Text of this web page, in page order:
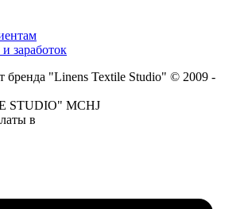
заработок
"Linens Textile Studio" © 2009 -
STUDIO" MCHJ
в